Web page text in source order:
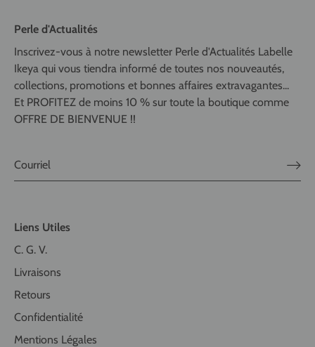
Perle d'Actualités
Inscrivez-vous à notre newsletter Perle d'Actualités Labelle
Ikeya qui vous tiendra informé de toutes nos nouveautés,
collections, promotions et bonnes affaires extravagantes...
Et PROFITEZ de moins 10 % sur toute la boutique comme
OFFRE DE BIENVENUE !!
Liens Utiles
C. G. V.
Livraisons
Retours
Confidentialité
Mentions Légales